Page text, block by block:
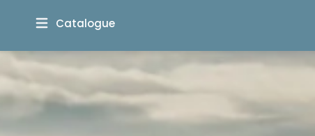
Catalogue